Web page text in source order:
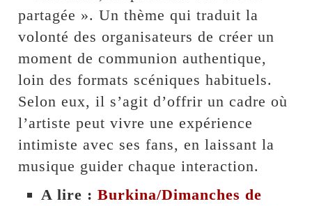
partagée ». Un thème qui traduit la
volonté des organisateurs de créer un
moment de communion authentique,
loin des formats scéniques habituels.
Selon eux, il s’agit d’offrir un cadre où
l’artiste peut vivre une expérience
intimiste avec ses fans, en laissant la
musique guider chaque interaction.
A lire :Burkina/Dimanches de